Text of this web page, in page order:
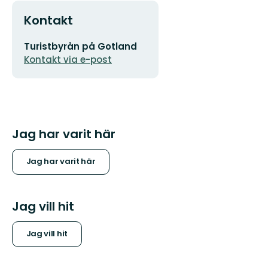
Kontakt
E-
postadress
Turistbyrån på Gotland
Kontakt via e-post
Jag har varit här
Jag har varit här
Jag vill hit
Jag vill hit